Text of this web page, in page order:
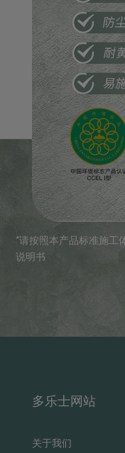
*请按照本产品标准施工
说明书
多乐士网站
关于我们